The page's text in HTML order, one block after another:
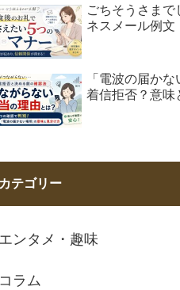
ごちそうさまで
ネスメール例文
「電波の届か
着信拒否？意味
カテゴリー
エンタメ・趣味
コラム